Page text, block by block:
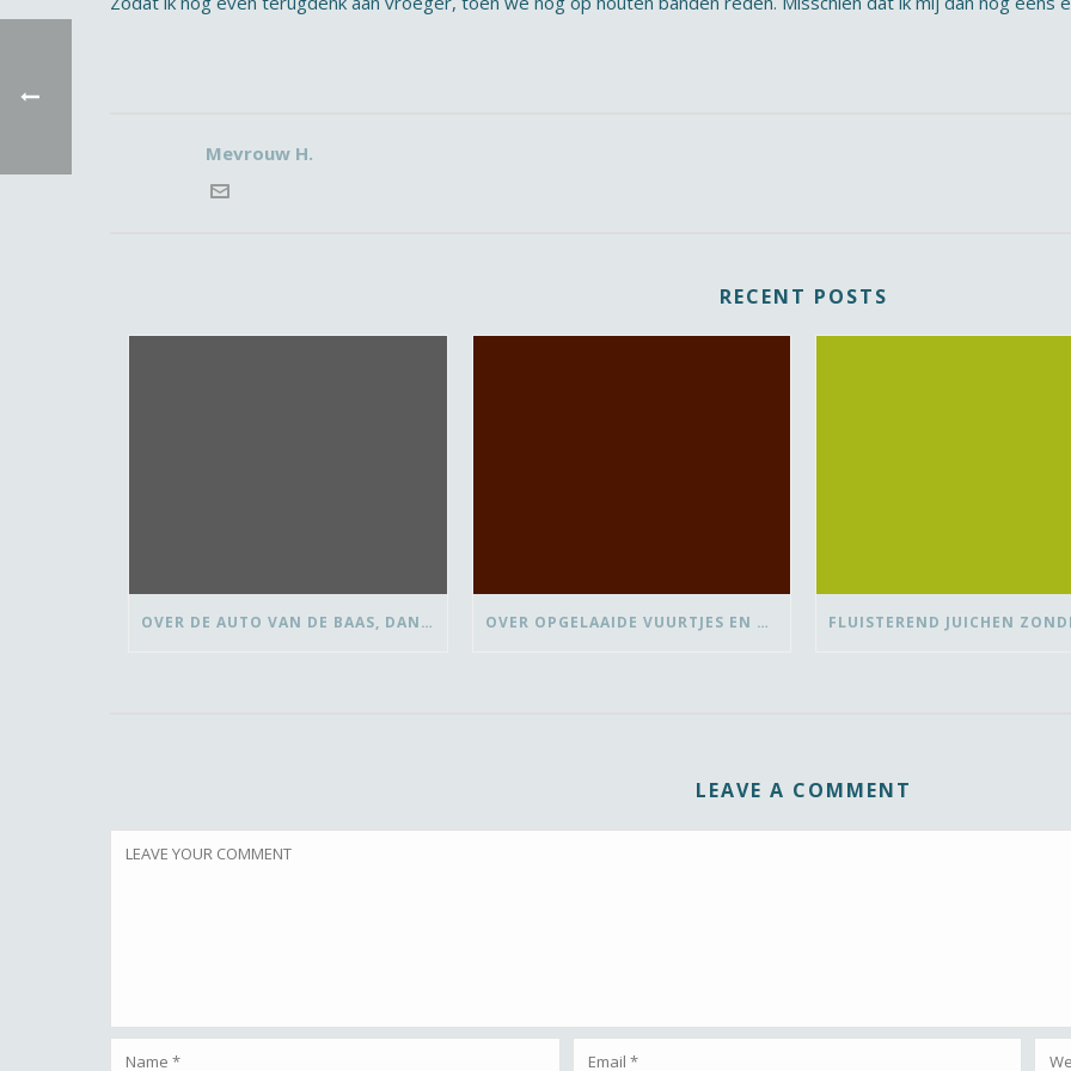
Mevrouw H.
RECENT POSTS
OVER DE AUTO VAN DE BAAS, DANSEN MET ‘VROUWEN VAN’ EN BEDANK-BLOMMEN OVER OPGELAAIDE VUURTJES EN DE PAUZE
LEAVE A COMMENT